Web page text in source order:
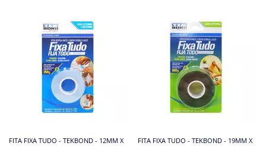
FITA FIXA TUDO - TEKBOND - 12MM X
FITA FIXA TUDO - TEKBOND - 19MM X